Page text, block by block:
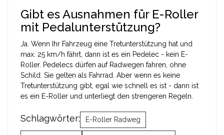
Gibt es Ausnahmen für E-Roller
mit Pedalunterstützung?
Ja. Wenn Ihr Fahrzeug eine Tretunterstützung hat und
max. 25 km/h fährt, dann ist es ein Pedelec - kein E-
Roller. Pedelecs dürfen auf Radwegen fahren, ohne
Schild. Sie gelten als Fahrrad. Aber wenn es keine
Tretunterstützung gibt, egal wie schnell es ist - dann ist
es ein E-Roller und unterliegt den strengeren Regeln.
Schlagwörter: E-Roller Radweg